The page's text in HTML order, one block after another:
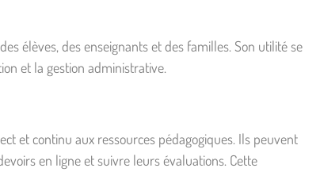
élèves, des enseignants et des familles. Son utilité se
et la gestion administrative.
et continu aux ressources pédagogiques. Ils peuvent
en ligne et suivre leurs évaluations. Cette